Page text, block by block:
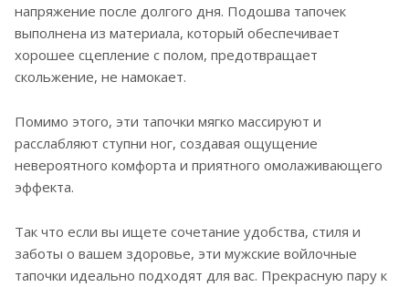
напряжение после долгого дня. Подошва тапочек
выполнена из материала, который обеспечивает
хорошее сцепление с полом, предотвращает
скольжение, не намокает.
Помимо этого, эти тапочки мягко массируют и
расслабляют ступни ног, создавая ощущение
невероятного комфорта и приятного омолаживающего
эффекта.
Так что если вы ищете сочетание удобства, стиля и
заботы о вашем здоровье, эти мужские войлочные
тапочки идеально подходят для вас. Прекрасную пару к